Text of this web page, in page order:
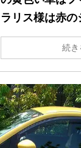
ラリス様は赤
続き